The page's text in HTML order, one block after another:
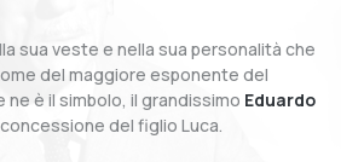
sua veste e nella sua personalità che
del maggiore esponente del
è il simbolo, il grandissimo Eduardo
del figlio Luca.